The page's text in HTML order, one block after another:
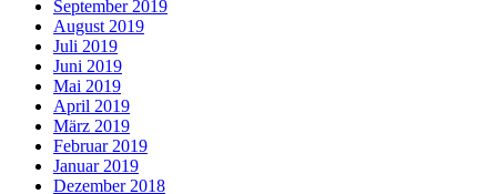
September 2019
August 2019
Juli 2019
Juni 2019
Mai 2019
April 2019
März 2019
Februar 2019
Januar 2019
Dezember 2018